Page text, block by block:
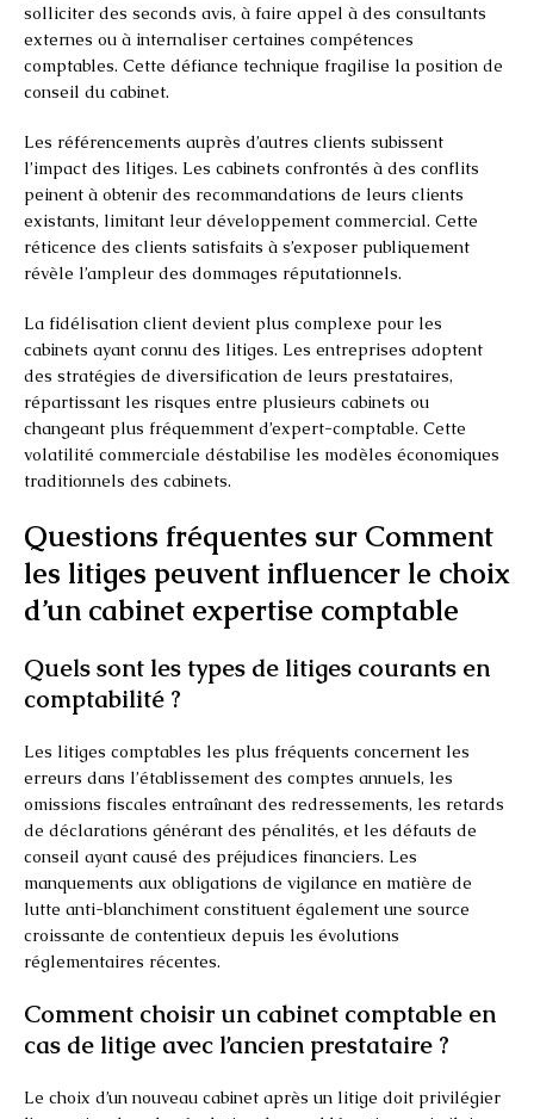
solliciter des seconds avis, à faire appel à des consultants
externes ou à internaliser certaines compétences
comptables. Cette défiance technique fragilise la position de
conseil du cabinet.
Les référencements auprès d’autres clients subissent
l’impact des litiges. Les cabinets confrontés à des conflits
peinent à obtenir des recommandations de leurs clients
existants, limitant leur développement commercial. Cette
réticence des clients satisfaits à s’exposer publiquement
révèle l’ampleur des dommages réputationnels.
La fidélisation client devient plus complexe pour les
cabinets ayant connu des litiges. Les entreprises adoptent
des stratégies de diversification de leurs prestataires,
répartissant les risques entre plusieurs cabinets ou
changeant plus fréquemment d’expert-comptable. Cette
volatilité commerciale déstabilise les modèles économiques
traditionnels des cabinets.
Questions fréquentes sur Comment
les litiges peuvent influencer le choix
d’un cabinet expertise comptable
Quels sont les types de litiges courants en
comptabilité ?
Les litiges comptables les plus fréquents concernent les
erreurs dans l’établissement des comptes annuels, les
omissions fiscales entraînant des redressements, les retards
de déclarations générant des pénalités, et les défauts de
conseil ayant causé des préjudices financiers. Les
manquements aux obligations de vigilance en matière de
lutte anti-blanchiment constituent également une source
croissante de contentieux depuis les évolutions
réglementaires récentes.
Comment choisir un cabinet comptable en
cas de litige avec l’ancien prestataire ?
Le choix d’un nouveau cabinet après un litige doit privilégier